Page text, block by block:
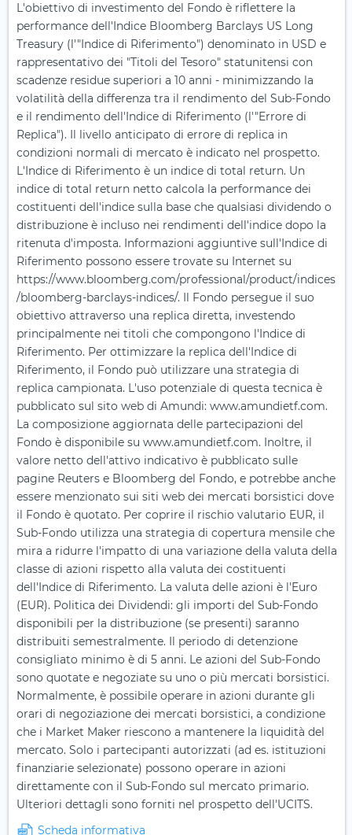
L'obiettivo di investimento del Fondo è riflettere la
performance dell'Indice Bloomberg Barclays US Long
Treasury (l'"Indice di Riferimento") denominato in USD e
rappresentativo dei "Titoli del Tesoro" statunitensi con
scadenze residue superiori a 10 anni - minimizzando la
volatilità della differenza tra il rendimento del Sub-Fondo
e il rendimento dell'Indice di Riferimento (l'"Errore di
Replica"). Il livello anticipato di errore di replica in
condizioni normali di mercato è indicato nel prospetto.
L'Indice di Riferimento è un indice di total return. Un
indice di total return netto calcola la performance dei
costituenti dell'indice sulla base che qualsiasi dividendo o
distribuzione è incluso nei rendimenti dell'indice dopo la
ritenuta d'imposta. Informazioni aggiuntive sull'Indice di
Riferimento possono essere trovate su Internet su
https://www.bloomberg.com/professional/product/indices
/bloomberg-barclays-indices/. Il Fondo persegue il suo
obiettivo attraverso una replica diretta, investendo
principalmente nei titoli che compongono l'Indice di
Riferimento. Per ottimizzare la replica dell'Indice di
Riferimento, il Fondo può utilizzare una strategia di
replica campionata. L'uso potenziale di questa tecnica è
pubblicato sul sito web di Amundi: www.amundietf.com.
La composizione aggiornata delle partecipazioni del
Fondo è disponibile su www.amundietf.com. Inoltre, il
valore netto dell'attivo indicativo è pubblicato sulle
pagine Reuters e Bloomberg del Fondo, e potrebbe anche
essere menzionato sui siti web dei mercati borsistici dove
il Fondo è quotato. Per coprire il rischio valutario EUR, il
Sub-Fondo utilizza una strategia di copertura mensile che
mira a ridurre l'impatto di una variazione della valuta della
classe di azioni rispetto alla valuta dei costituenti
dell'Indice di Riferimento. La valuta delle azioni è l'Euro
(EUR). Politica dei Dividendi: gli importi del Sub-Fondo
disponibili per la distribuzione (se presenti) saranno
distribuiti semestralmente. Il periodo di detenzione
consigliato minimo è di 5 anni. Le azioni del Sub-Fondo
sono quotate e negoziate su uno o più mercati borsistici.
Normalmente, è possibile operare in azioni durante gli
orari di negoziazione dei mercati borsistici, a condizione
che i Market Maker riescono a mantenere la liquidità del
mercato. Solo i partecipanti autorizzati (ad es. istituzioni
finanziarie selezionate) possono operare in azioni
direttamente con il Sub-Fondo sul mercato primario.
Ulteriori dettagli sono forniti nel prospetto dell'UCITS.
Scheda informativa